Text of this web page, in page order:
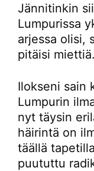
Jännitinkin
Lumpurissa
arjessa olisi,
pitäisi miettiä.
Ilokseni sain
Lumpurin
nyt täysin
häirintä on
täällä
puututtu